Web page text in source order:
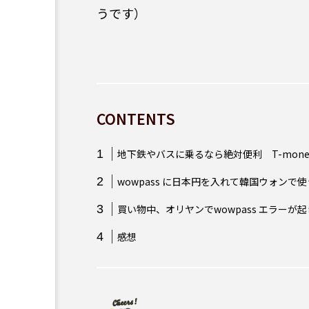
うです）
CONTENTS
地下鉄やバスに乗るなら絶対便利 T-
wowpass に日本円を入れて韓国ウォンで使
買い物中、オリヤンでwowpass エラーが
感想